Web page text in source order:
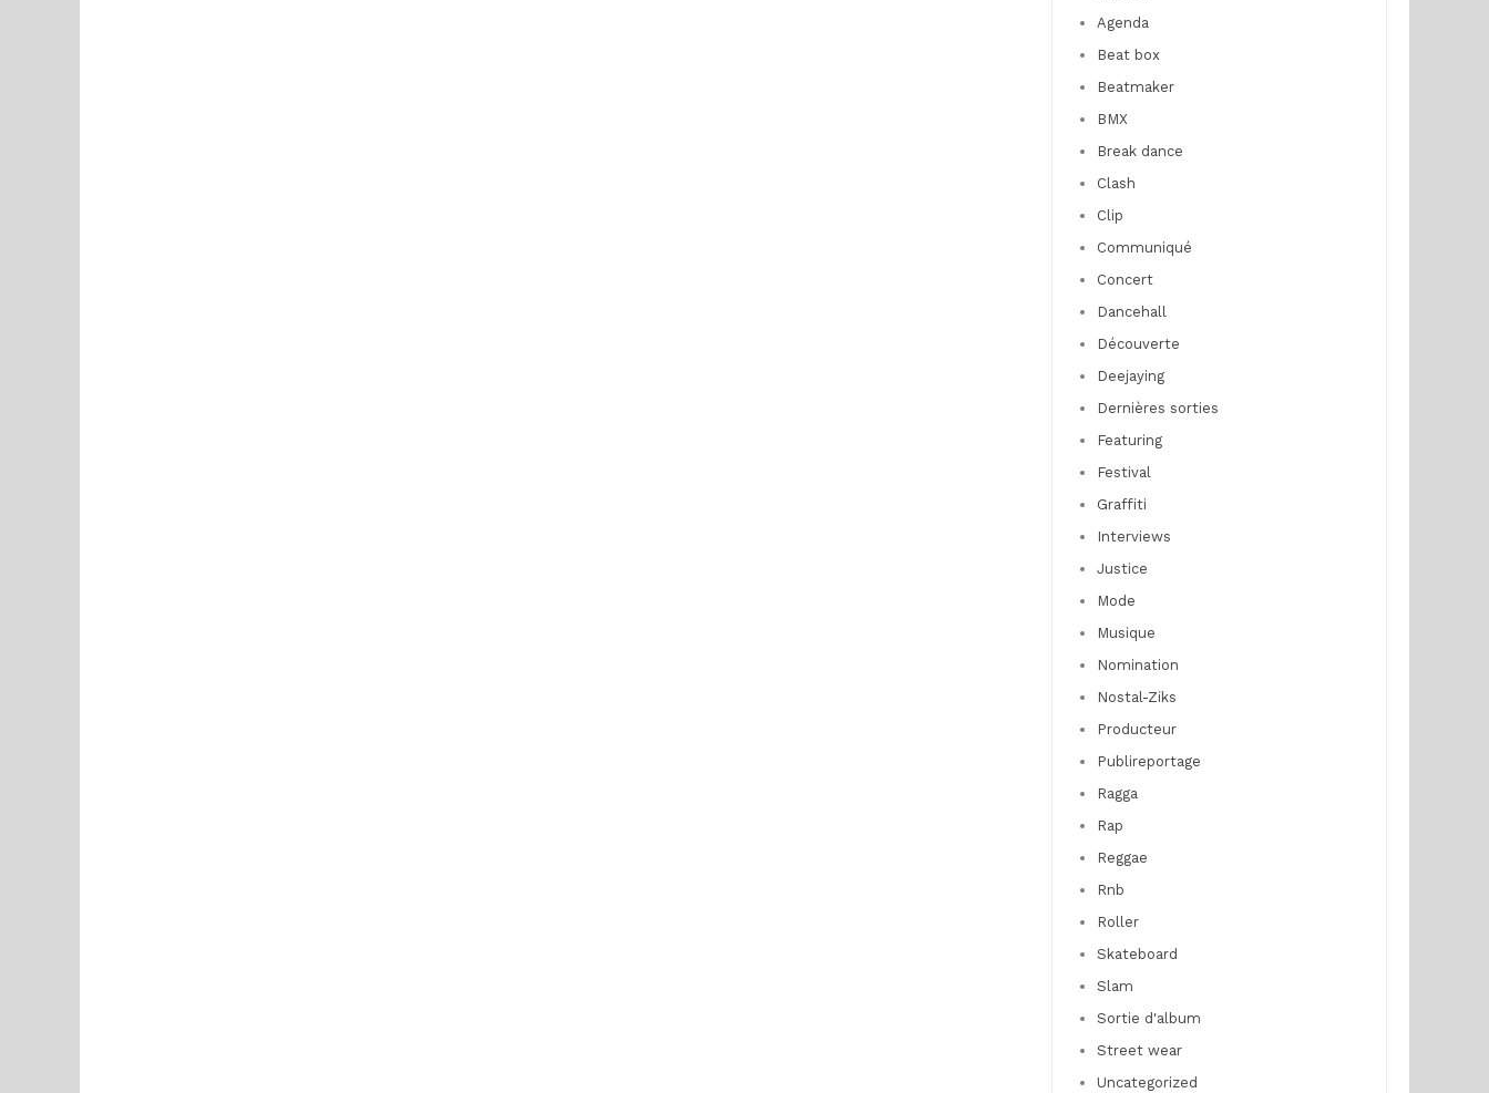
Agenda
Beat box
Beatmaker
BMX
Break dance
Clash
Clip
Communiqué
Concert
Dancehall
Découverte
Deejaying
Dernières sorties
Featuring
Festival
Graffiti
Interviews
Justice
Mode
Musique
Nomination
Nostal-Ziks
Producteur
Publireportage
Ragga
Rap
Reggae
Rnb
Roller
Skateboard
Slam
Sortie d'album
Street wear
Uncategorized